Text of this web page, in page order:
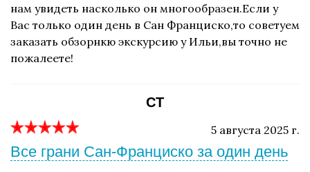
нам увидеть насколько он многообразен.Если у
Вас только один день в Сан Франциско,то советуем
заказать обзорнкю экскурсию у Ильи,вы точно не
пожалеете!
СТ
5 августа 2025 г.
Все грани Сан-Франциско за один день